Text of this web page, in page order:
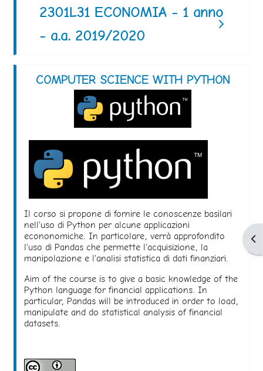
2301L31 ECONOMIA - 1 anno
- a.a. 2019/2020
COMPUTER SCIENCE WITH PYTHON
Il corso si propone di fornire le conoscenze basilari
nell'uso di Python per alcune applicazioni
econonomiche. In particolare, verrà approfondito
l'uso di Pandas che permette l'acquisizione, la
manipolazione e l'analisi statistica di dati finanziari.
Aim of the course is to give a basic knowledge of the
Python language for financial applications. In
particular, Pandas will be introduced in order to load,
manipulate and do statistical analysis of financial
datasets.